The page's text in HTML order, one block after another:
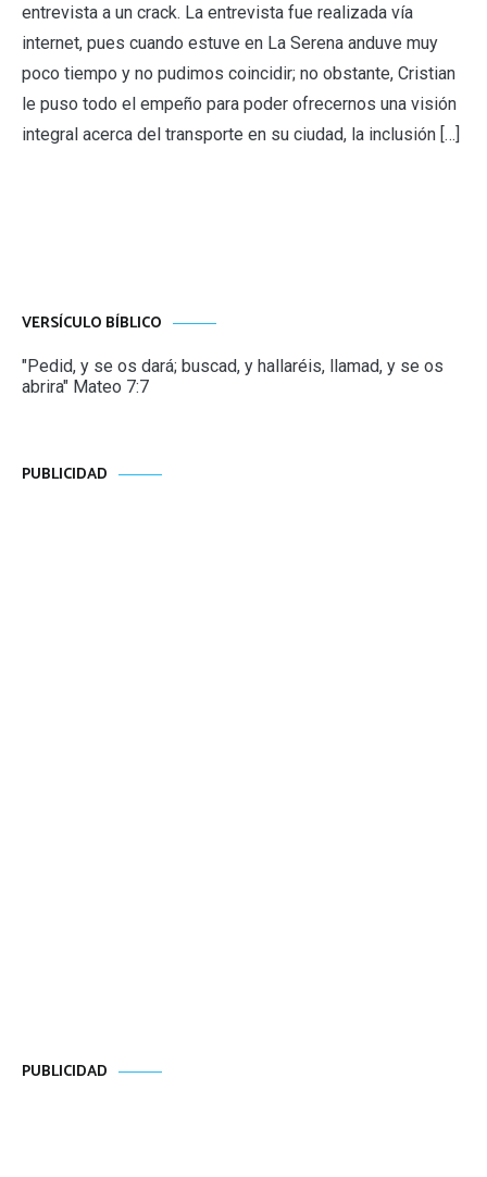
entrevista a un crack. La entrevista fue realizada vía
internet, pues cuando estuve en La Serena anduve muy
poco tiempo y no pudimos coincidir; no obstante, Cristian
le puso todo el empeño para poder ofrecernos una visión
integral acerca del transporte en su ciudad, la inclusión […]
VERSÍCULO BÍBLICO
"Pedid, y se os dará; buscad, y hallaréis, llamad, y se os
abrira" Mateo 7:7
PUBLICIDAD
PUBLICIDAD